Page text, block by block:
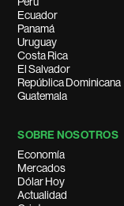
Ecuador
Panamá
Uruguay
Costa Rica
El Salvador
República Dominicana
Guatemala
SOBRE NOSOTROS
Economía
Mercados
Dólar Hoy
Actualidad